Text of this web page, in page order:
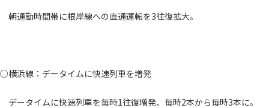
朝通勤時間帯に根岸線への直通運転を3往復拡大。
○横浜線：データイムに快速列車を増発
データイムに快速列車を毎時1往復増発、毎時2本から毎時3本に。